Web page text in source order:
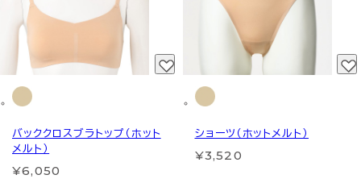
バッククロスブラトップ（ホット
メルト）
¥6,050
ショーツ（ホットメルト）
¥3,520